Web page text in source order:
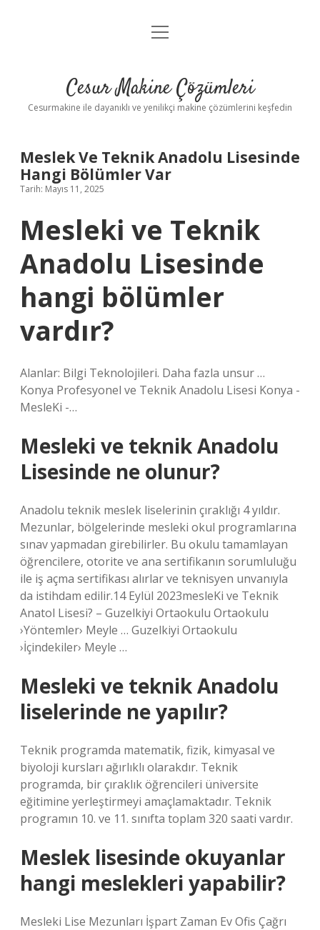
Anasayfa
Yasal Uyarı
menüyü
Cesur Makine Çözümleri
Cesurmakine ile dayanıklı ve yenilikçi makine çözümlerini keşfedin
Meslek Ve Teknik Anadolu Lisesinde
Hangi Bölümler Var
Tarih: Mayıs 11, 2025
Mesleki ve Teknik
Anadolu Lisesinde
hangi bölümler
vardır?
Alanlar: Bilgi Teknolojileri. Daha fazla unsur …
Konya Profesyonel ve Teknik Anadolu Lisesi Konya -
MesleKi -…
Mesleki ve teknik Anadolu
Lisesinde ne olunur?
Anadolu teknik meslek liselerinin çıraklığı 4 yıldır.
Mezunlar, bölgelerinde mesleki okul programlarına
sınav yapmadan girebilirler. Bu okulu tamamlayan
öğrencilere, otorite ve ana sertifikanın sorumluluğu
ile iş açma sertifikası alırlar ve teknisyen unvanıyla
da istihdam edilir.14 Eylül 2023mesleKi ve Teknik
Anatol Lisesi? – Guzelkiyi Ortaokulu Ortaokulu
›Yöntemler› Meyle … Guzelkiyi Ortaokulu
›İçindekiler› Meyle …
Mesleki ve teknik Anadolu
liselerinde ne yapılır?
Teknik programda matematik, fizik, kimyasal ve
biyoloji kursları ağırlıklı olarakdır. Teknik
programda, bir çıraklık öğrencileri üniversite
eğitimine yerleştirmeyi amaçlamaktadır. Teknik
programın 10. ve 11. sınıfta toplam 320 saati vardır.
Meslek lisesinde okuyanlar
hangi meslekleri yapabilir?
Mesleki Lise Mezunları İşpart Zaman Ev Ofis Çağrı